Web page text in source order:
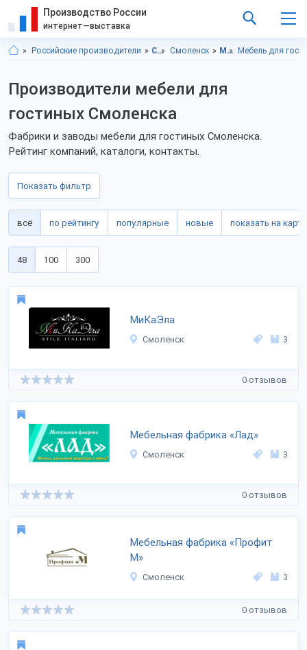
Производство России
интернет—выставка
Российские производители Смоленская область Смоленск Мебель Мебель для
Производители мебели для
гостиных Смоленска
Фабрики и заводы мебели для гостиных Смоленска.
Рейтинг компаний, каталоги, контакты.
Показать фильтр
всё по рейтингу популярные новые показать на карте
48 100 300
МиКаЭла
Смоленск 3
0 отзывов
Мебельная фабрика «Лад»
Смоленск 3
0 отзывов
Мебельная фабрика «Профит
М»
Смоленск 3
0 отзывов